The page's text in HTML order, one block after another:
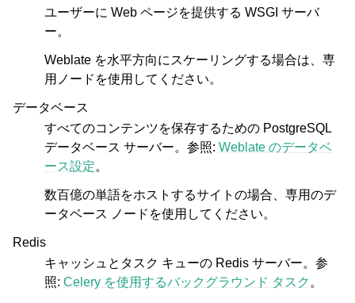
ユーザーに Web ページを提供する WSGI サーバ
ー。
Weblate を水平方向にスケーリングする場合は、専
用ノードを使用してください。
データベース
すべてのコンテンツを保存するための PostgreSQL
データベース サーバー。参照: Weblate のデータベ
ース設定。
数百億の単語をホストするサイトの場合、専用のデ
ータベース ノードを使用してください。
Redis
キャッシュとタスク キューの Redis サーバー。参
照: Celery を使用するバックグラウンド タスク 。